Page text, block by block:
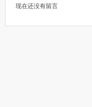
现在还没有留言